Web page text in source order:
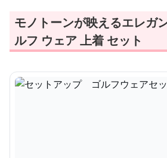
モノトーンが映えるエレガ
ルフ ウェア 上着 セット